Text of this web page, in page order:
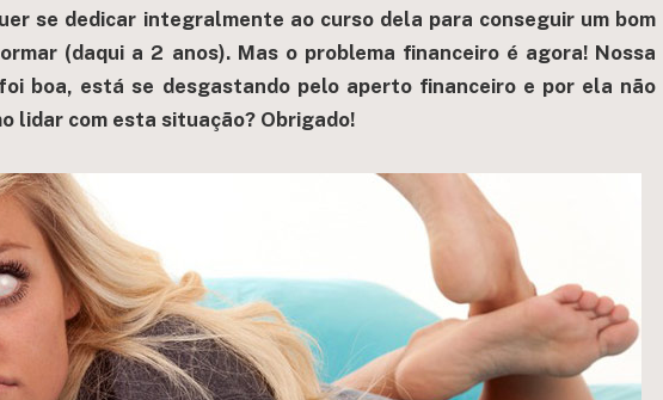
se dedicar integralmente ao curso dela para conseguir um bom
(daqui a 2 anos). Mas o problema financeiro é agora! Nossa
boa, está se desgastando pelo aperto financeiro e por ela não
lidar com esta situação? Obrigado!